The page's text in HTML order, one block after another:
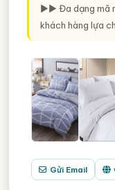
►► Đa dạng mã
khách hàng lựa
Gửi Email